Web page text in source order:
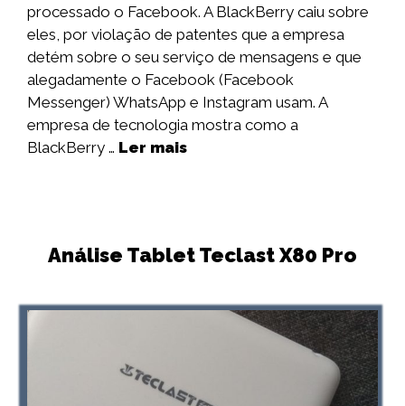
processado o Facebook. A BlackBerry caiu sobre
eles, por violação de patentes que a empresa
detém sobre o seu serviço de mensagens e que
alegadamente o Facebook (Facebook
Messenger) WhatsApp e Instagram usam. A
empresa de tecnologia mostra como a
BlackBerry … Ler mais
Análise Tablet Teclast X80 Pro